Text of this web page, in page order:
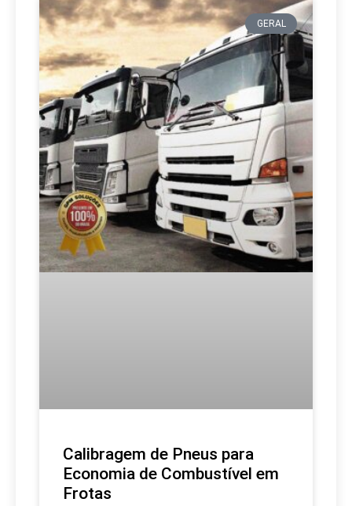
GERAL
Calibragem de Pneus para
Economia de Combustível em
Frotas